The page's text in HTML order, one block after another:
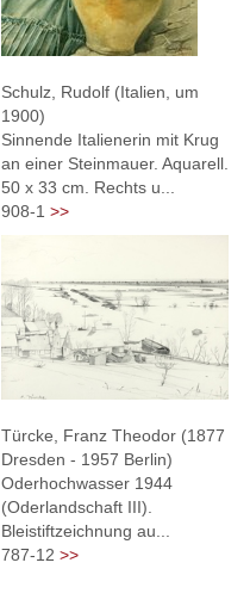
Schulz, Rudolf (Italien, um
1900)
Sinnende Italienerin mit Krug
an einer Steinmauer. Aquarell.
50 x 33 cm. Rechts u...
908-1 >>
Türcke, Franz Theodor (1877
Dresden - 1957 Berlin)
Oderhochwasser 1944
(Oderlandschaft III).
Bleistiftzeichnung au...
787-12 >>